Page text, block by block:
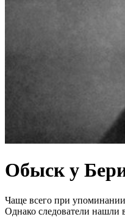
Обыск у
Чаще всего при
Однако следователи нашли